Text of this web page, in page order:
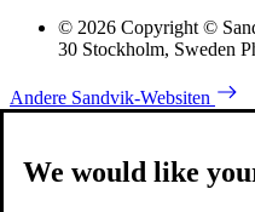
© 2026 Copyright ©
30 Stockholm, Sweden
Andere Sandvik-Websiten
We would like